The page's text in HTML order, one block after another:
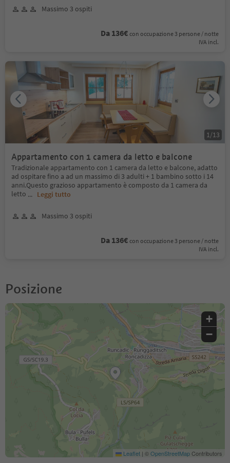
Massimo 3 ospiti
Da 136€ con occupazione 3 persone / notte
IVA incl.
Appartamento con 1 camera da letto e balcone
Tradizionale appartamento con 1 camera da letto e balcone, adatto
ad ospitare fino a ad un massimo di 3 adulti + 1 bambino sotto i 14
anni.Questo grazioso appartamento è composto da 1 camera da
letto ... Leggi tutto
Massimo 3 ospiti
Da 136€ con occupazione 3 persone / notte
IVA incl.
1/13
Posizione
+
−
Leaflet | ©OpenStreetMapContributors